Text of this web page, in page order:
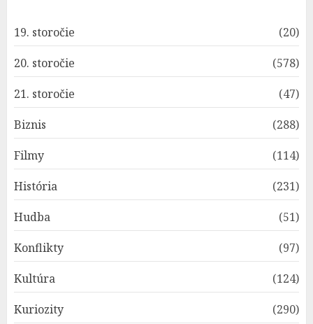
19. storočie
(20)
20. storočie
(578)
21. storočie
(47)
Biznis
(288)
Filmy
(114)
História
(231)
Hudba
(51)
Konflikty
(97)
Kultúra
(124)
Kuriozity
(290)